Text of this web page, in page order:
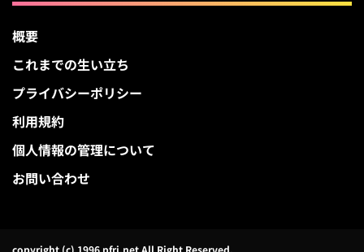
概要
これまでの生い立ち
プライバシーポリシー
利用規約
個人情報の管理について
お問い合わせ
copyright (c) 1996 pfri.net All Right Reserved.